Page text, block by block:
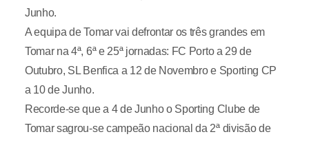
Junho.
A equipa de Tomar vai defrontar os três grandes em
Tomar na 4ª, 6ª e 25ª jornadas: FC Porto a 29 de
Outubro, SL Benfica a 12 de Novembro e Sporting CP
a 10 de Junho.
Recorde-se que a 4 de Junho o Sporting Clube de
Tomar sagrou-se campeão nacional da 2ª divisão de